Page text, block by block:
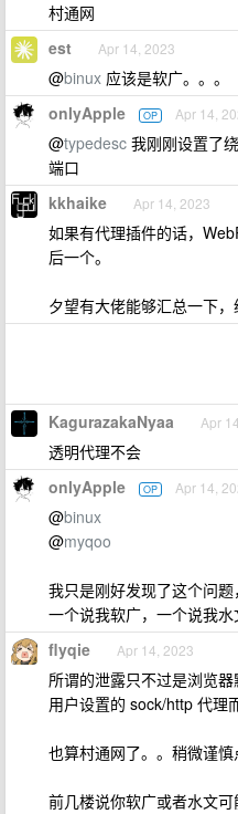
村通网
est Apr 14, 2023
@binux 应该是软广。。。
onlyApple OP Apr 14,
@typedesc 我刚刚设置了
端口
kkhaike Apr 14, 2023
如果有代理插件的话，
后一个。
夕望有大佬能够汇总一下
KagurazakaNyaa Apr
透明代理不会
onlyApple OP Apr 14,
@binux
@myqoo
我只是刚好发现了这个问题
一个说我软广，一个说我水
flyqie Apr 14, 2023
所谓的泄露只不过是浏览
用户设置的 sock/http 代理
也算村通网了。。稍微谨慎
前几楼说你软广或者水文